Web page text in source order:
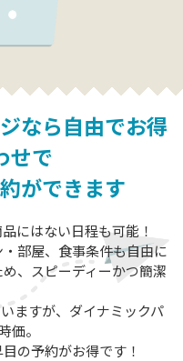
なら自由でお得
せで
ができます
にはない日程も可能！
部屋、食事条件も自由に
、スピーディーかつ簡潔
ますが、ダイナミックパ
価。
の予約がお得です！